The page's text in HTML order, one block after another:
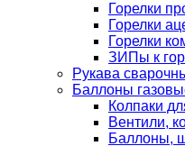
Горелки
Горелки
Горелки
ЗИПы к
Рукава
Баллоны
Колпаки
Вентили,
Баллоны,